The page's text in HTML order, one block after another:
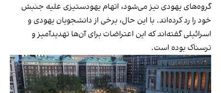
گروه‌های یهودی نیز می‌شود، اتهام یهودستیزی علیه جنبش
خود را رد کرده‌اند. با این حال، برخی از دانشجویان یهودی و
اسرائیلی گفته‌اند که این اعتراضات برای آن‌ها تهدیدآمیز و
ترسناک بوده است.